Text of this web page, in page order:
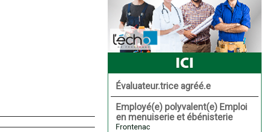
Évaluateur.trice agréé.e
Employé(e) polyvalent(e) Emploi
en menuiserie et ébénisterie
Frontenac